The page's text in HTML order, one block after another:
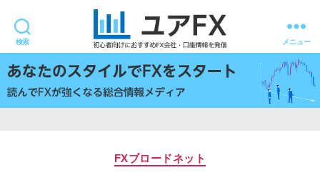
検索
ユ
ア
FX
メニュー
FXブロードネット